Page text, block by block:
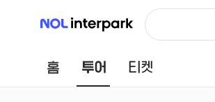
NOL 인터파크
홈 투어